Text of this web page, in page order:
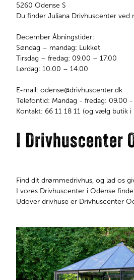
5260 Odense S
Du finder Juliana Drivhuscenter
December Åbningstider:
Søndag – mandag: Lukket
Tirsdag – fredag: 09.00 – 17.00
Lørdag: 10.00 – 14.00​​​​​​
E-mail: odense@drivhuscenter.dk
Telefontid: Mandag - fredag: 09.00
Kontakt: 66 11 18 11 (og vælg butik i
I Drivhuscenter
Find dit drømmedrivhus, og lad os
I vores Drivhuscenter i Odense
Udover drivhuse er Drivhuscenter